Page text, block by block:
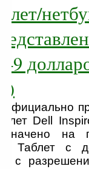
официально
Dell
на
Таблет с
с